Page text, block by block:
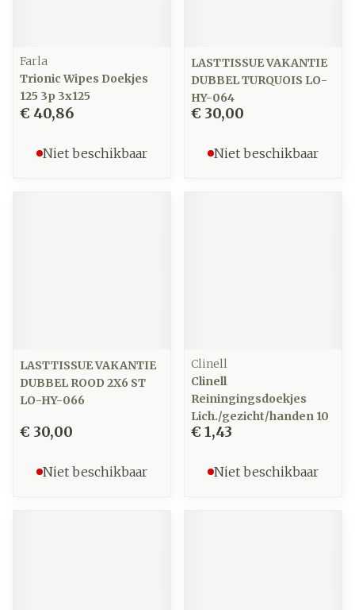
Farla
Trionic Wipes Doekjes
125 3p 3x125
€ 40,86
Niet beschikbaar
LASTTISSUE VAKANTIE
DUBBEL TURQUOIS LO-
HY-064
€ 30,00
Niet beschikbaar
LASTTISSUE VAKANTIE
DUBBEL ROOD 2X6 ST
LO-HY-066
€ 30,00
Niet beschikbaar
Clinell
Clinell
Reiningingsdoekjes
Lich./gezicht/handen 10
€ 1,43
Niet beschikbaar